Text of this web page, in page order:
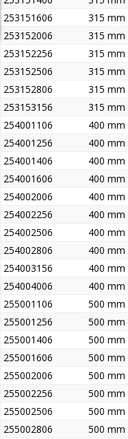
253151606
315 mm
253152006
315 mm
253152256
315 mm
253152506
315 mm
253152806
315 mm
253153156
315 mm
254001106
400 mm
254001256
400 mm
254001406
400 mm
254001606
400 mm
254002006
400 mm
254002256
400 mm
254002506
400 mm
254002806
400 mm
254003156
400 mm
254004006
400 mm
255001106
500 mm
255001256
500 mm
255001406
500 mm
255001606
500 mm
255002006
500 mm
255002256
500 mm
255002506
500 mm
255002806
500 mm